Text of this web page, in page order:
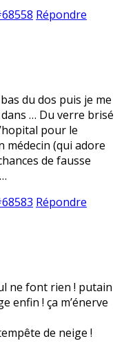
Répondre
du dos puis je me
… Du verre brisé
pour le
médecin (qui adore
de fausse
Répondre
ne font rien ! putain
enfin ! ça m’énerve
de neige !